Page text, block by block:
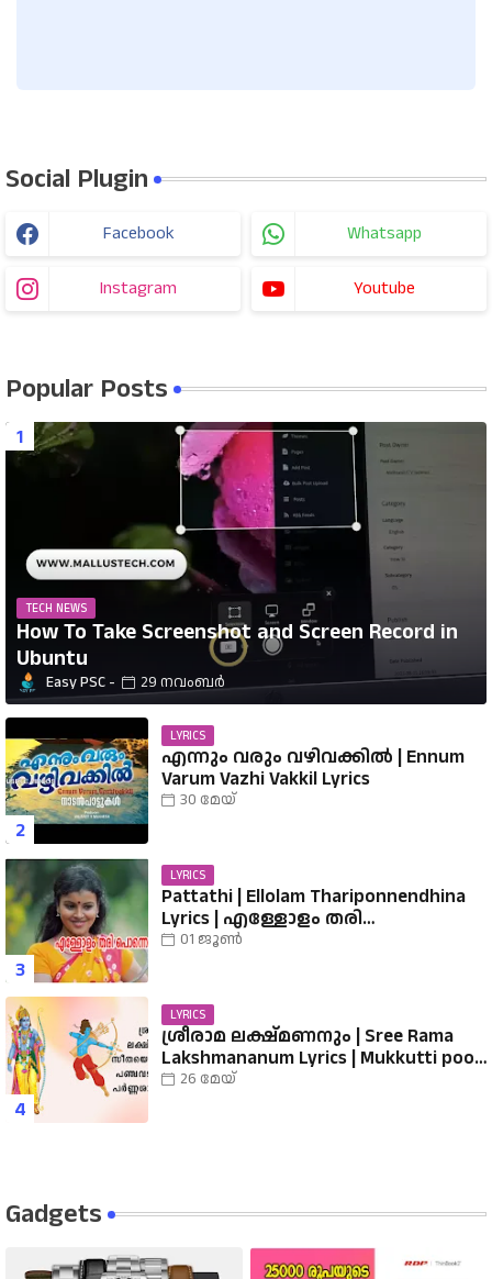
Social Plugin
Facebook Whatsapp
Instagram Youtube
Popular Posts
TECH NEWS
How To Take Screenshot and Screen Record in
Ubuntu
Easy PSC 29 നവംബർ
LYRICS
എന്നും വരും വഴിവക്കിൽ | Ennum
Varum Vazhi Vakkil Lyrics
30 മേയ്
LYRICS
Pattathi | Ellolam Thariponnendhina
Lyrics | എള്ളോളം തരി
പൊന്നെന്തിനാ...... വരികൾ
01 ജൂൺ
LYRICS
ശ്രീരാമ ലക്ഷ്മണനും | Sree Rama
Lakshmananum Lyrics | Mukkutti poo
Album | Sreerama Song Malayalam |
26 മേയ്
Gadgets